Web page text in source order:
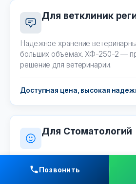
Позвонить
Для ветклиник
Надежное хранение
больших объемах. ХФ-250-2 —
решение для ветеринарии.
Доступная цена, высокая
Для Стоматологий
стоматологических центров,